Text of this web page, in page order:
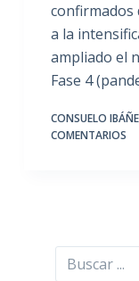
a la
ampliado el
Fase 4
CONSUELO
COMENTARIOS
Buscar